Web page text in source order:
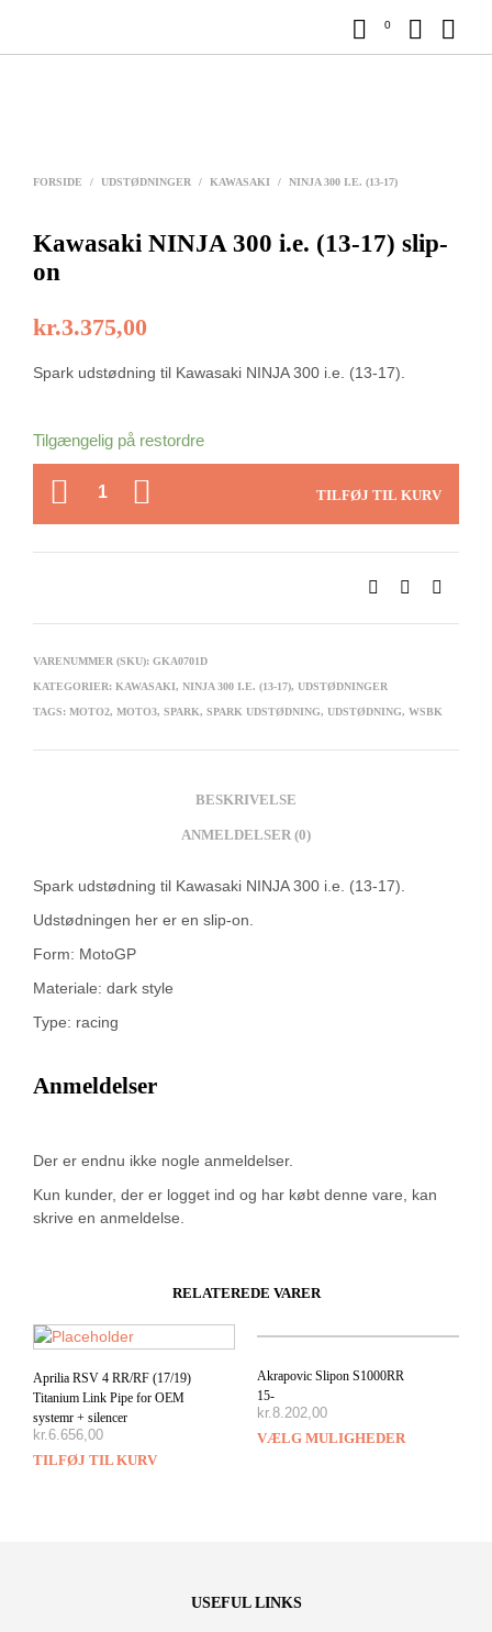
0
FORSIDE / UDSTØDNINGER / KAWASAKI / NINJA 300 I.E. (13-17)
Kawasaki NINJA 300 i.e. (13-17) slip-
on
kr.3.375,00
Spark udstødning til Kawasaki NINJA 300 i.e. (13-17).
Tilgængelig på restordre
ANTAL
TILFØJ TIL KURV
VARENUMMER (SKU): GKA0701D
KATEGORIER: KAWASAKI, NINJA 300 I.E. (13-17), UDSTØDNINGER
TAGS: MOTO2, MOTO3, SPARK, SPARK UDSTØDNING, UDSTØDNING, WSBK
BESKRIVELSE
ANMELDELSER (0)
Spark udstødning til Kawasaki NINJA 300 i.e. (13-17).
Udstødningen her er en slip-on.
Form: MotoGP
Materiale: dark style
Type: racing
Anmeldelser
Der er endnu ikke nogle anmeldelser.
Kun kunder, der er logget ind og har købt denne vare, kan
skrive en anmeldelse.
RELATEREDE VARER
Aprilia RSV 4 RR/RF (17/19)
Titanium Link Pipe for OEM
systemr + silencer
kr.6.656,00
TILFØJ TIL KURV
Akrapovic Slipon S1000RR
15-
kr.8.202,00
VÆLG MULIGHEDER
USEFUL LINKS